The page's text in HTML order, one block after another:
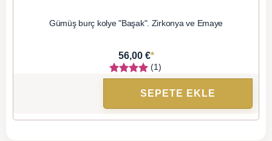
Gümüş burç kolye "Başak". Zirkonya ve Emaye
56,00 €*
(1)
SEPETE EKLE